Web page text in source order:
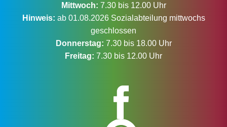
Mittwoch: 7.30 bis 12.00 Uhr
Hinweis: ab 01.08.2026 Sozialabteilung mittwochs
geschlossen
Donnerstag: 7.30 bis 18.00 Uhr
Freitag: 7.30 bis 12.00 Uhr